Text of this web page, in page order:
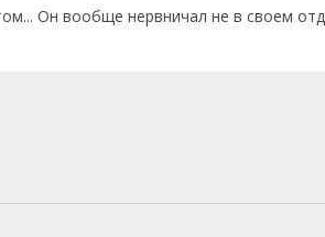
Он вообще нервничал не в своем